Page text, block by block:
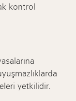
kontrol
yetkilidir.